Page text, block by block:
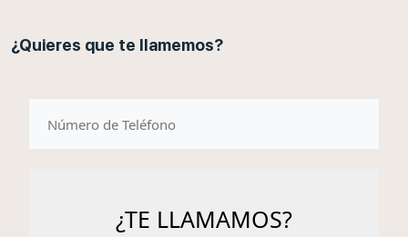
¿Quieres que te llamemos?